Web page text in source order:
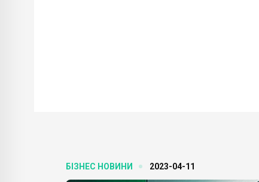
БІЗНЕС НОВИНИ 2023-04-11